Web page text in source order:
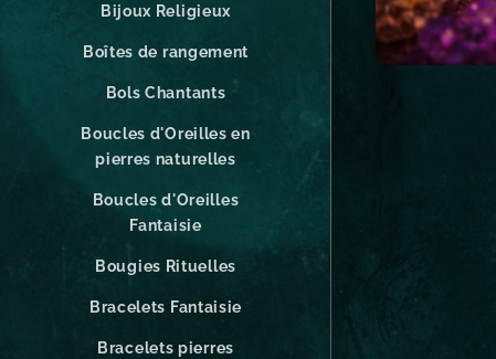
Bijoux Religieux
Boîtes de rangement
Bols Chantants
Boucles d'Oreilles en
pierres naturelles
Boucles d'Oreilles
Fantaisie
Bougies Rituelles
Bracelets Fantaisie
Bracelets pierres